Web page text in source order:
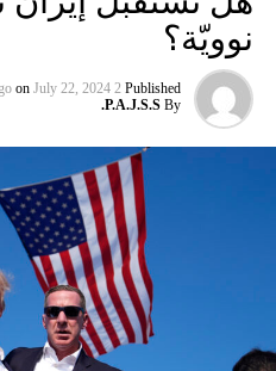
بصاروخ أدخله للمرّة الأولى إلى
الجديدة للحرب هي قصف
ثمّ قصف إسرائيل مستودعات
تقُم بمثله غارات التحالف
الإسرائيلية للمرّة الأولى
الجنوب في عدلون في قضاء
ترامب الذي أكّد
التي اندلعت في
نوويّة؟
Published
2 years ago
on July 22, 2024
By
P.A.J.S.S.